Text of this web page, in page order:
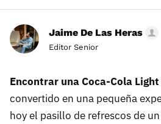
Jaime De Las Heras
Editor Senior
Encontrar una Coca-Cola
convertido en una pequeña
hoy el pasillo de refrescos de